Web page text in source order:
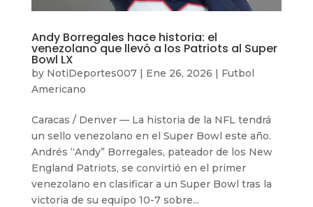
Andy Borregales hace historia: el
venezolano que llevó a los Patriots al Super
Bowl LX
by NotiDeportes007| Ene 26, 2026 | Futbol
Americano
Caracas / Denver — La historia de la NFL tendrá
un sello venezolano en el Super Bowl este año.
Andrés “Andy” Borregales, pateador de los New
England Patriots, se convirtió en el primer
venezolano en clasificar a un Super Bowl tras la
victoria de su equipo 10-7 sobre...